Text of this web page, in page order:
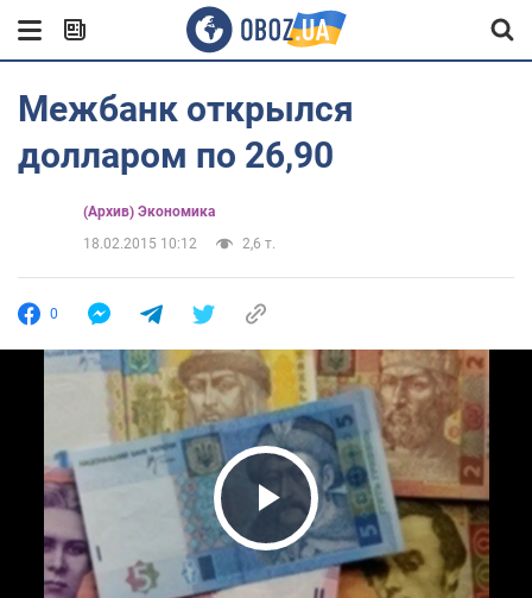
Межбанк открылся
долларом по 26,90
(Архив) Экономика
18.02.2015 10:12
2,6 т.
0
Play Video